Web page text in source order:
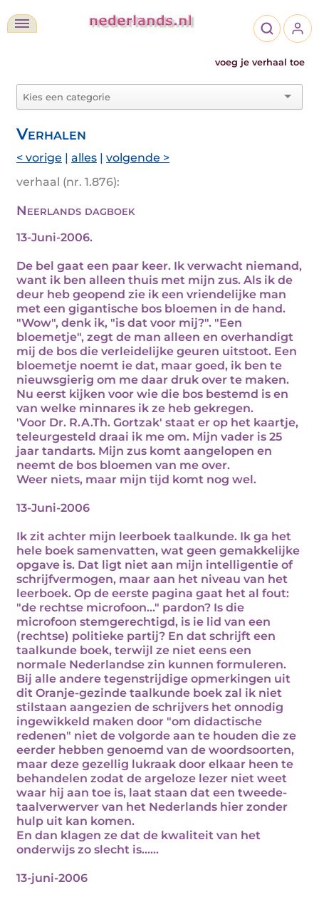
voeg je verhaal toe
Verhalen
< vorige | alles | volgende >
verhaal (nr. 1.876):
Neerlands dagboek
13-Juni-2006.
De bel gaat een paar keer. Ik verwacht niemand,
want ik ben alleen thuis met mijn zus. Als ik de
deur heb geopend zie ik een vriendelijke man
met een gigantische bos bloemen in de hand.
"Wow", denk ik, "is dat voor mij?". "Een
bloemetje", zegt de man alleen en overhandigt
mij de bos die verleidelijke geuren uitstoot. Een
bloemetje noemt ie dat, maar goed, ik ben te
nieuwsgierig om me daar druk over te maken.
Nu eerst kijken voor wie die bos bestemd is en
van welke minnares ik ze heb gekregen.
'Voor Dr. R.A.Th. Gortzak' staat er op het kaartje,
teleurgesteld draai ik me om. Mijn vader is 25
jaar tandarts. Mijn zus komt aangelopen en
neemt de bos bloemen van me over.
Weer niets, maar mijn tijd komt nog wel.
13-Juni-2006
Ik zit achter mijn leerboek taalkunde. Ik ga het
hele boek samenvatten, wat geen gemakkelijke
opgave is. Dat ligt niet aan mijn intelligentie of
schrijfvermogen, maar aan het niveau van het
leerboek. Op de eerste pagina gaat het al fout:
"de rechtse microfoon..." pardon? Is die
microfoon stemgerechtigd, is ie lid van een
(rechtse) politieke partij? En dat schrijft een
taalkunde boek, terwijl ze niet eens een
normale Nederlandse zin kunnen formuleren.
Bij alle andere tegenstrijdige opmerkingen uit
dit Oranje-gezinde taalkunde boek zal ik niet
stilstaan aangezien de schrijvers het onnodig
ingewikkeld maken door "om didactische
redenen" niet de volgorde aan te houden die ze
eerder hebben genoemd van de woordsoorten,
maar deze gezellig lukraak door elkaar heen te
behandelen zodat de argeloze lezer niet weet
waar hij aan toe is, laat staan dat een tweede-
taalverwerver van het Nederlands hier zonder
hulp uit kan komen.
En dan klagen ze dat de kwaliteit van het
onderwijs zo slecht is......
13-juni-2006